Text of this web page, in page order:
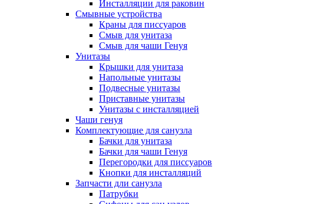
Инсталляции для раковин
Смывные устройства
Краны для писсуаров
Смыв для унитаза
Смыв для чаши Генуя
Унитазы
Крышки для унитаза
Напольные унитазы
Подвесные унитазы
Приставные унитазы
Унитазы с инсталляцией
Чаши генуя
Комплектующие для санузла
Бачки для унитаза
Бачки для чаши Генуя
Перегородки для писсуаров
Кнопки для инсталляций
Запчасти дли санузла
Патрубки